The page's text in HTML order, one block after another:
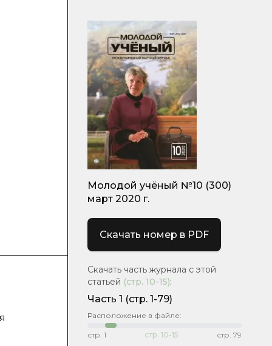
Молодой учёный №10 (300)
март 2020 г.
Скачать номер в PDF
Скачать часть журнала с этой
статьей (стр. 10-15):
Часть 1 (стр. 1-79)
Расположение в файле:
стр. 1 стр. 10-15 стр. 79